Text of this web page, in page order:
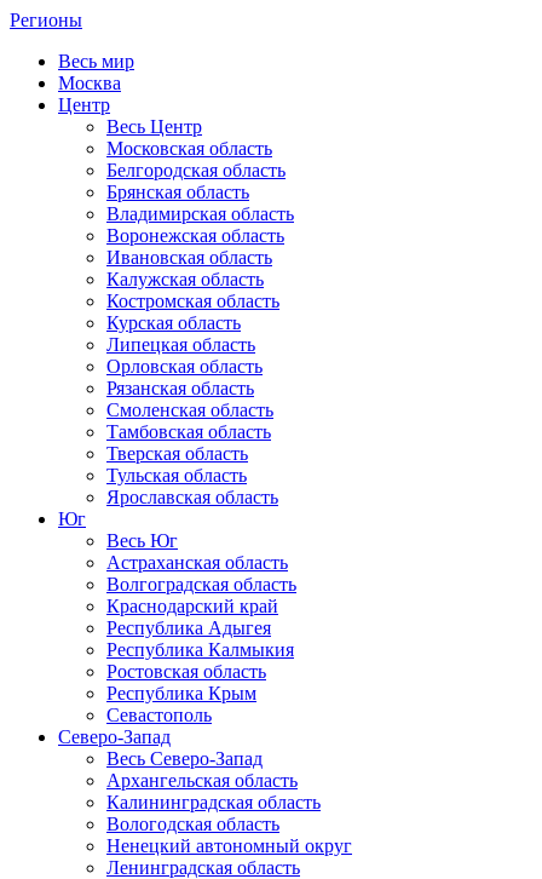
Регионы
Весь мир
Москва
Центр
Весь Центр
Московская область
Белгородская область
Брянская область
Владимирская область
Воронежская область
Ивановская область
Калужская область
Костромская область
Курская область
Липецкая область
Орловская область
Рязанская область
Смоленская область
Тамбовская область
Тверская область
Тульская область
Ярославская область
Юг
Весь Юг
Астраханская область
Волгоградская область
Краснодарский край
Республика Адыгея
Республика Калмыкия
Ростовская область
Республика Крым
Севастополь
Северо-Запад
Весь Северо-Запад
Архангельская область
Калининградская область
Вологодская область
Ненецкий автономный округ
Ленинградская область